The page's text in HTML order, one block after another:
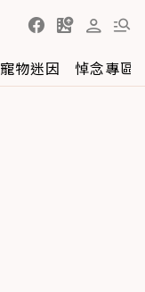
寵物迷因 悼念專區